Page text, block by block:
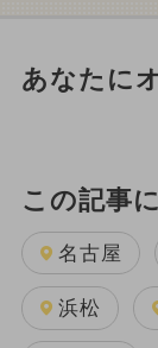
あなたに
この記事
名古屋
浜松